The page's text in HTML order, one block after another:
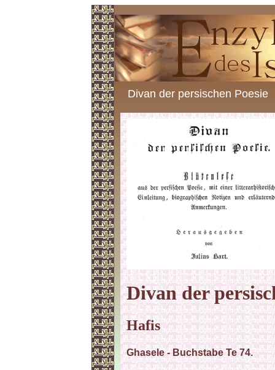
Divan der persischen Poesie
Divan der
Hafis
Ghasele - Buchstabe Te 74.